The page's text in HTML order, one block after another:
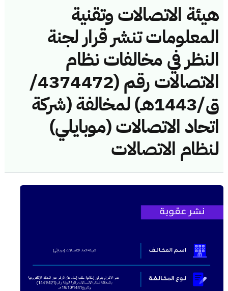
هيئة الاتصالات وتقنية
المعلومات تنشر قرار لجنة
النظر في مخالفات نظام
الاتصالات رقم (4374472/
ق/1443هـ) لمخالفة (شركة
اتحاد الاتصالات (موبايلي)
لنظام الاتصالات